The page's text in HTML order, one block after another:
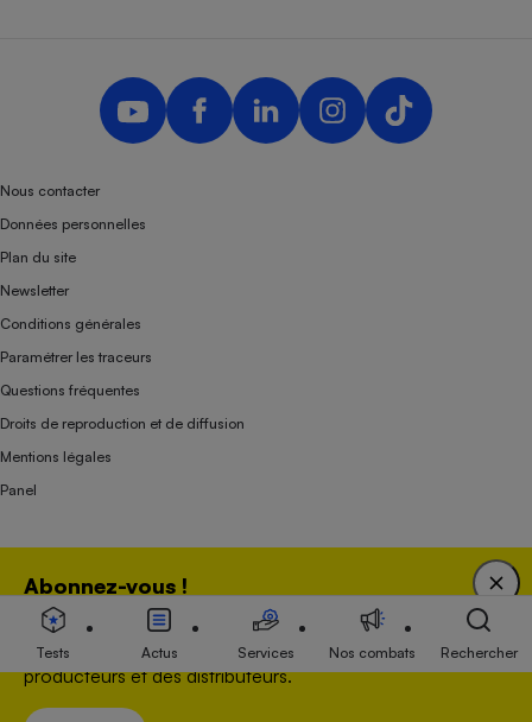
Abonnez-vous !
Bénéficiez d'une expertise unique tout en soutenant
une association 100 % indépendante de l'Etat, des
producteurs et des distributeurs.
Nous contacter
Données personnelles
Plan du site
Newsletter
Conditions générales
Paramétrer les traceurs
Questions fréquentes
Droits de reproduction et de diffusion
Mentions légales
Panel
Association indépendante de l’État, des syndicats, des producteurs et des
distributeurs depuis 1951.
Tests Actus Services Nos combats Rechercher